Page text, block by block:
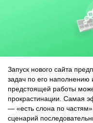
Запуск нового сайта
задач по его
предстоящей работы
прокрастинации. Самая
— «есть слона по
сценарий